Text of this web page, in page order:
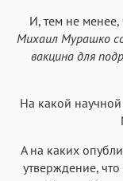
И, тем не
Михаил Мурашко
вакцина для
На какой
А на каких
утверждение,